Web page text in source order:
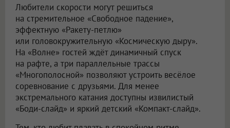
Любители скорости могут решиться
на стремительное «Свободное падение»,
эффектную «Ракету-петлю»
или головокружительную «Космическую дыру».
На «Волне» гостей ждёт динамичный спуск
на рафте, а три параллельные трассы
«Многополосной» позволяют устроить весёлое
соревнование с друзьями. Для менее
экстремального катания доступны извилистый
«Боди-слайд» и яркий детский «Компакт-слайд».